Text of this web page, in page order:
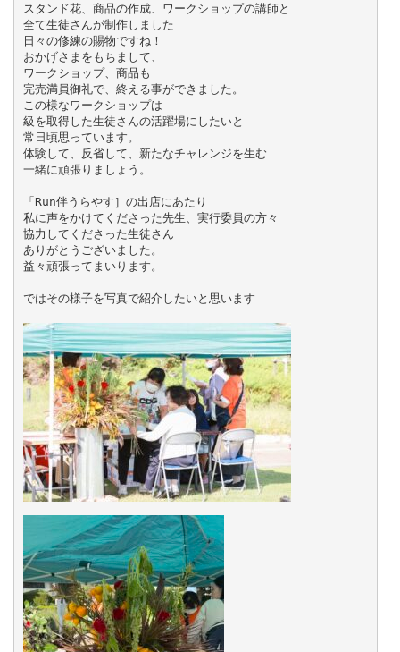
スタンド花、商品の作成、ワークショップの講師と
全て生徒さんが制作しました
日々の修練の賜物ですね！
おかげさまをもちまして、
ワークショップ、商品も
完売満員御礼で、終える事ができました。
この様なワークショップは
級を取得した生徒さんの活躍場にしたいと
常日頃思っています。
体験して、反省して、新たなチャレンジを生む
一緒に頑張りましょう。
「Run伴うらやす］の出店にあたり
私に声をかけてくださった先生、実行委員の方々
協力してくださった生徒さん
ありがとうございました。
益々頑張ってまいります。
ではその様子を写真で紹介したいと思います